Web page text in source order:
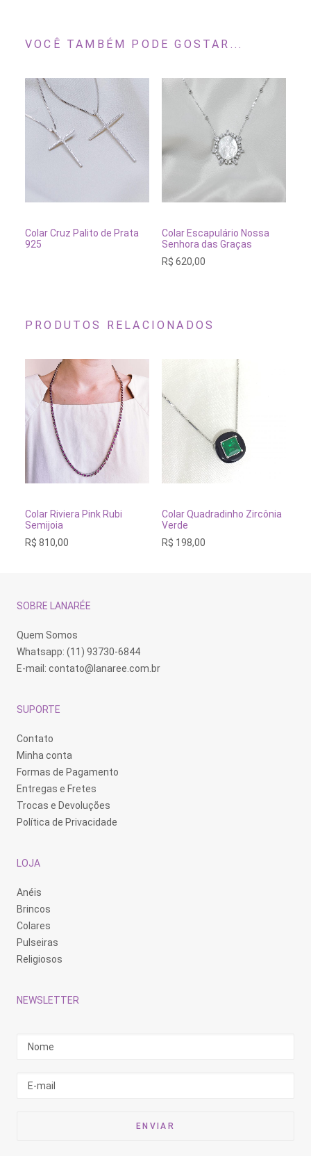
VOCÊ TAMBÉM PODE GOSTAR...
ESGOTADO
Colar Cruz Palito de Prata
925
ESGOTADO
Colar Escapulário Nossa
Senhora das Graças
R$ 620,00
PRODUTOS RELACIONADOS
ADICIONAR AO CARRINHO
Colar Riviera Pink Rubi
Semijoia
R$ 810,00
ADICIONAR AO
Colar Quadradinho Zircônia
Verde
R$ 198,00
SOBRE LANARÉE
Quem Somos
Whatsapp: (11) 93730-6844
E-mail: contato@lanaree.com.br
SUPORTE
Contato
Minha conta
Formas de Pagamento
Entregas e Fretes
Trocas e Devoluções
Política de Privacidade
LOJA
Anéis
Brincos
Colares
Pulseiras
Religiosos
NEWSLETTER